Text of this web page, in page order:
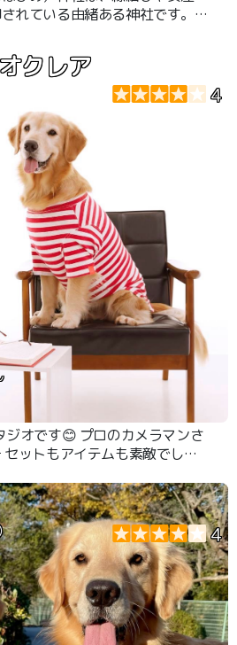
れている由緒ある神社です。お
較的落ち着いた雰囲気で、わん
とも可能。ただし混雑時はリー
への配慮を忘れずに。
クレア
4
ジオです😊 プロのカメラマンさ
ットもアイテムも素敵でした
4